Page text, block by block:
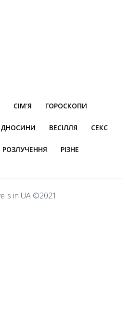
СІМ'Я ГОРОСКОПИ
ВЕСІЛЛЯ СЕКС
РОЗЛУЧЕННЯ РІЗНЕ
in UA ©2021